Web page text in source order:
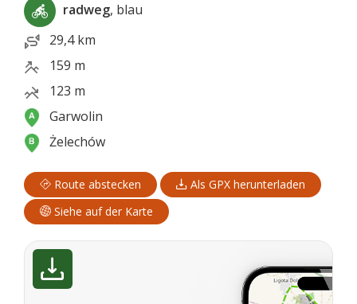
radweg, blau
29,4 km
159 m
123 m
Garwolin
Żelechów
Route abstecken
Als GPX herunterladen
Siehe auf der Karte